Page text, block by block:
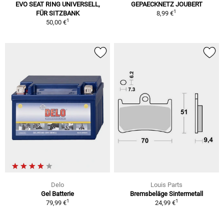
EVO SEAT RING UNIVERSELL,
FÜR SITZBANK
50,00 €1
GEPAECKNETZ JOUBERT
8,99 €1
Delo
Gel Batterie
79,99 €1
Louis Parts
Bremsbeläge Sintermetall
24,99 €1